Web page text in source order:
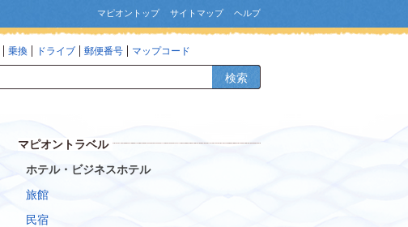
マピオントップ サイトマップ ヘルプ
乗換 ドライブ 郵便番号 マップコード
検索
マピオントラベル
ホテル・ビジネスホテル
旅館
民宿